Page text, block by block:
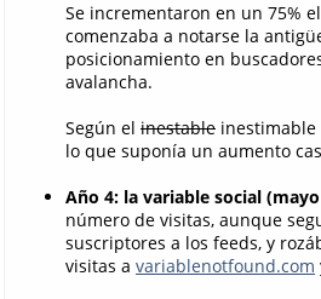
Se incrementaron en un 75%
comenzaba a notarse la
posicionamiento en
avalancha.
Según el inestable
lo que suponía un aumento
Año 4: la variable social
número de visitas, aunque
suscriptores a los feeds, y
visitas a variablenotfound.com